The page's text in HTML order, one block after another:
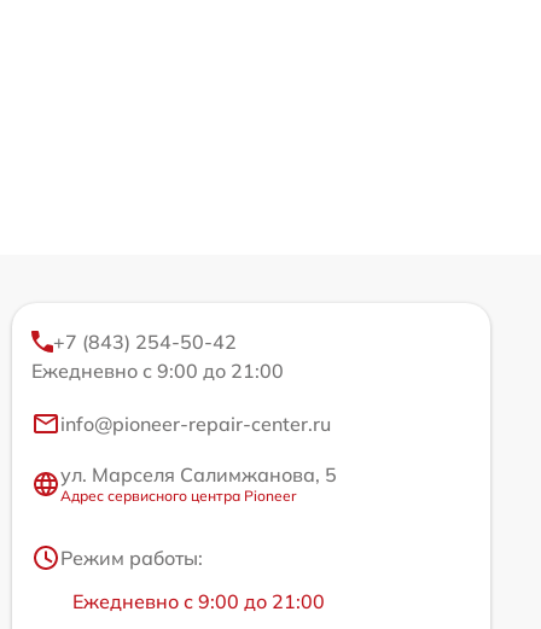
+7 (843) 254-50-42
Ежедневно с 9:00 до 21:00
info@pioneer-repair-center.ru
ул. Марселя Салимжанова, 5
Адрес сервисного центра Pioneer
Режим работы:
Ежедневно с 9:00 до 21:00